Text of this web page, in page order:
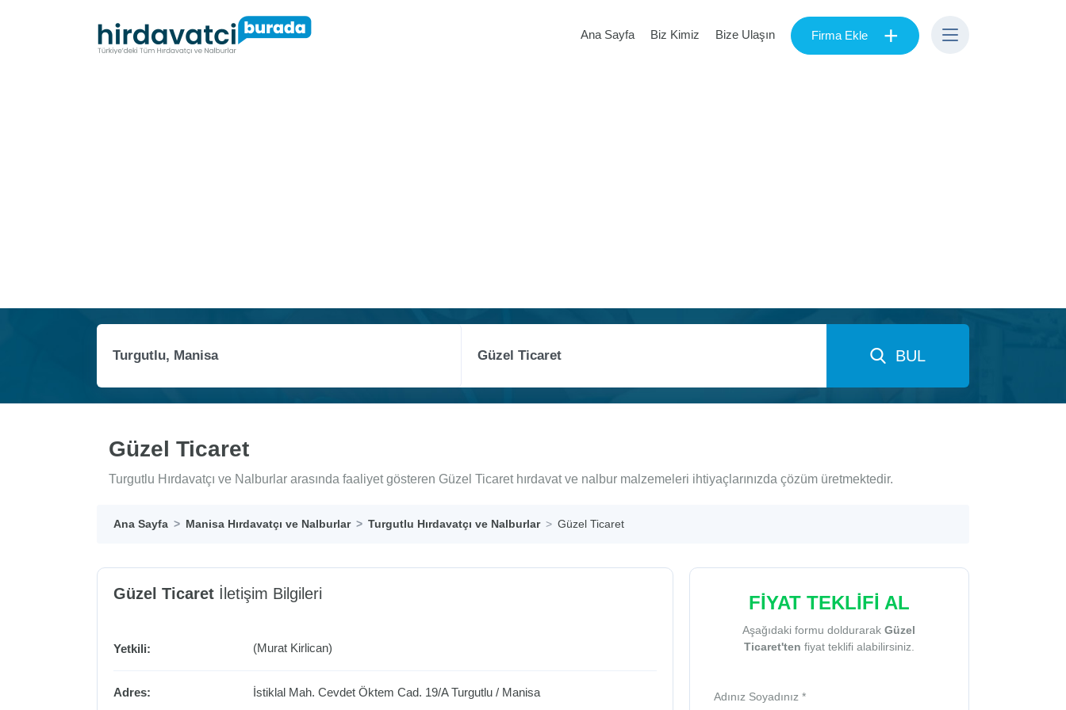
Ana Sayfa Biz Kimiz Bize Ulaşın Firma Ekle +
BUL
Güzel Ticaret
Turgutlu Hırdavatçı ve Nalburlar arasında faaliyet gösteren Güzel Ticaret hırdavat ve nalbur malzemeleri ihtiyaçlarınızda çözüm üretmektedir.
Ana Sayfa Manisa Hırdavatçı ve Nalburlar Turgutlu Hırdavatçı ve Nalburlar Güzel Ticaret
Güzel Ticaret İletişim Bilgileri
Yetkili: (Murat Kirlican)
Adres: İstiklal Mah. Cevdet Öktem Cad. 19/ATurgutlu / Manisa
FİYAT TEKLİFİ AL
Aşağıdaki formu doldurarakGüzel
Ticaret'ten fiyat teklifi alabilirsiniz.
Adınız Soyadınız *